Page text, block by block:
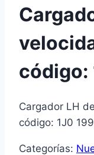
código:
Cargador LH
código: 1J0
Categorías: